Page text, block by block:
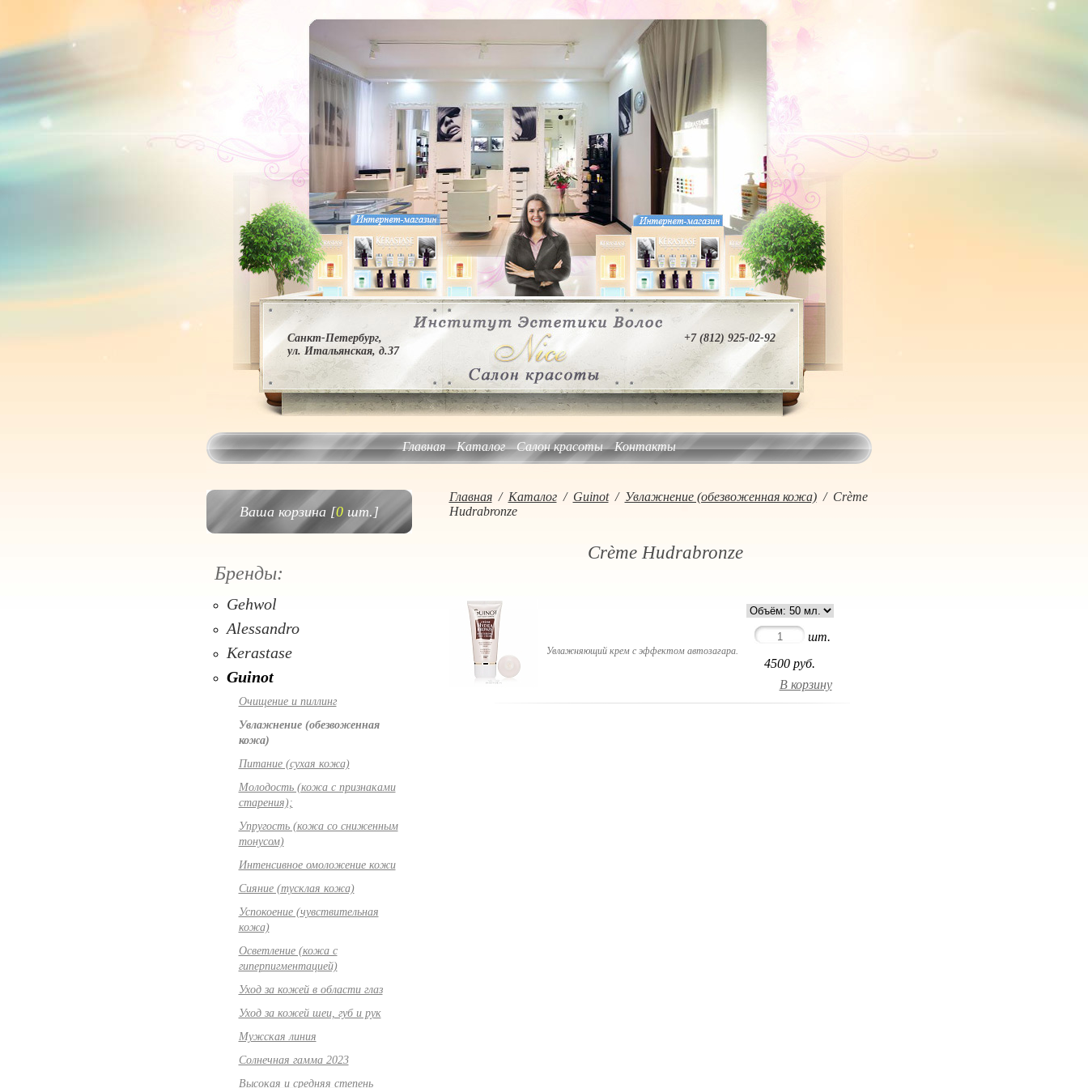
Санкт-Петербург,
ул. Итальянская, д.37
+7 (812) 925-02-92
Главная Каталог Салон красоты Контакты
Ваша корзина [0шт.]
Бренды:
Gehwol
Alessandro
Kerastase
Guinot
Очищение и пиллинг
Увлажнение (обезвоженная
кожа)
Питание (сухая кожа)
Молодость (кожа с признаками
старения);
Упругость (кожа со сниженным
тонусом)
Интенсивное омоложение кожи
Сияние (тусклая кожа)
Успокоение (чувствительная
кожа)
Осветление (кожа с
гиперпигментацией)
Уход за кожей в области глаз
Уход за кожей шеи, губ и рук
Мужская линия
Солнечная гамма 2023
Высокая и средняя степень
Главная/ Каталог/ Guinot/ Увлажнение (обезвоженная кожа)/ Crème
Hudrabronze
Crème Hudrabronze
Увлажняющий крем с эффектом автозагара.
шт.
4500 руб.